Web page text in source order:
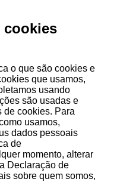
cookies
o que são cookies e
que usamos,
usando
são usadas e
de cookies. Para
usamos,
dados pessoais
de
momento, alterar
Declaração de
sobre quem somos,